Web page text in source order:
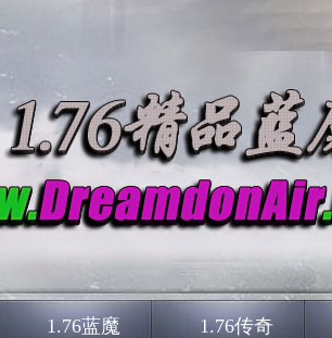
1.76蓝魔 1.76传奇